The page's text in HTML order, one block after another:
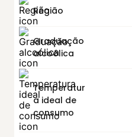
Região
Graduação
alcoólica
Temperatur
a ideal de
consumo